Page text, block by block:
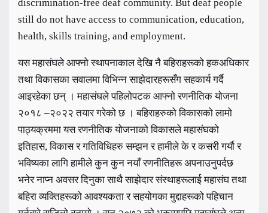
discrimination-free deaf community. But deaf people
still do not have access to communication, education,
health, skills training, and employment.
यस महासंघले आफ्नो स्थापनाकाल देखि नै बहिराहरूको हकअधिकार
तथा विकासका सवालमा विभिन्न साझेदारहरूसँग सहकार्य गर्दै
आइरहेका छन् । महासंघले पहिलोपटक आफ्नो रणनीतिक योजना
२०१८ –२०२२ तयार गरेको छ । बहिराहरुको विकासको लामो
पाठ्यक्रममा यस रणनीतिक योजनाको विकासले महासंघको
इतिहास, विकास र गतिविधिहरु सम्झन र हामीले के र कसरी गर्यौ र
भविष्यका लागि हामीले कुन कुन नयाँ रणनीतिहरू अपनाउनुपर्दछ
भनेर नाप्न अवसर दिनुका साथै साझेदार संस्थाहरूलाई महासंघ तथा
बहिरा व्यक्तिहरूको आवश्यकता र सहयोगका मुद्दाहरूको पहिचान